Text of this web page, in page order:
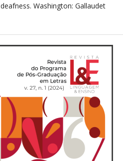
Washington: Gallaudet